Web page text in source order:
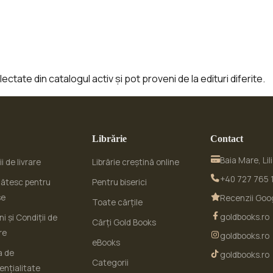
din catalogul activ și pot proveni de la edituri diferite.
de livrare
pentru
și Condiții de
de
Librărie
Librărie creștină online
Pentru biserici
Toate cărțile
Cărți Gold Books
eBooks
Categorii
Contact
Baia Mare,
+40 727 765
Recenzii
goldbooks.ro
goldbooks.ro
goldbooks.ro